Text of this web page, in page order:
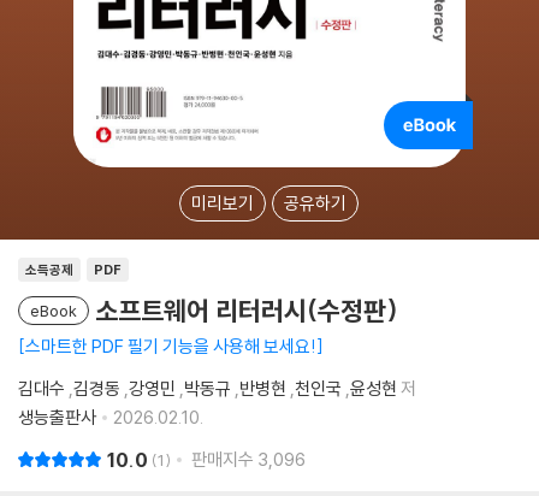
미리보기 공유하기
소득공제 PDF
eBook 소프트웨어 리터러시(수정판)
스마트한 PDF 필기 기능을 사용해 보세요!
김대수 ,김경동 ,강영민 ,박동규 ,반병현 ,천인국 ,윤성현 저
생능출판사
2026.02.10.
10.0 1 판매지수 3,096